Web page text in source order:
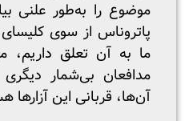
موضوع را به‌طور علنی
پاتروناس از سوی
ما به آن تعلق داریم،
مدافعان بی‌شمار دیگری
آن‌ها، قربانی این آزارها